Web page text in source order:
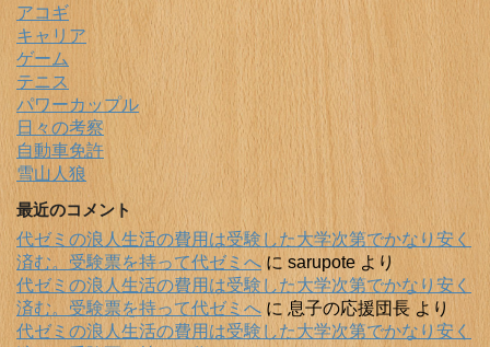
アコギ
キャリア
ゲーム
テニス
パワーカップル
日々の考察
自動車免許
雪山人狼
最近のコメント
代ゼミの浪人生活の費用は受験した大学次第でかなり安く
済む。受験票を持って代ゼミへに sarupote より
代ゼミの浪人生活の費用は受験した大学次第でかなり安く
済む。受験票を持って代ゼミへ に息子の応援団長 より
代ゼミの浪人生活の費用は受験した大学次第でかなり安く